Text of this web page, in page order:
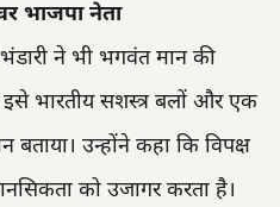
भाजपा नेता
भंडारी ने भी भगवंत मान की
इसे भारतीय सशस्त्र बलों और एक
उन्होंने कहा कि विपक्ष
को उजागर करता है।